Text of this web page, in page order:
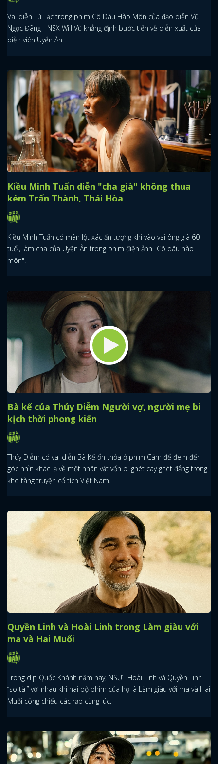
Vai diễn Tú Lạc trong phim Cô Dâu Hào Môn của đạo diễn Vũ
Ngọc Đãng - NSX Will Vũ khẳng định bước tiến về diễn xuất của
diễn viên Uyển Ân.
Kiều Minh Tuấn diễn "cha già" không thua
kém Trấn Thành, Thái Hòa
Kiều Minh Tuấn có màn lột xác ấn tượng khi vào vai ông già 60
tuổi, làm cha của Uyển Ân trong phim điện ảnh "Cô dâu hào
môn".
Bà kế của Thúy Diễm Người vợ, người mẹ bi
kịch thời phong kiến
Thúy Diễm có vai diễn Bà Kế ổn thỏa ở phim Cám để đem đến
góc nhìn khác lạ về một nhân vật vốn bị ghét cay ghét đắng trong
kho tàng truyện cổ tích Việt Nam.
Quyền Linh và Hoài Linh trong Làm giàu với
ma và Hai Muối
Trong dịp Quốc Khánh năm nay, NSƯT Hoài Linh và Quyền Linh
“so tài” với nhau khi hai bộ phim của họ là Làm giàu với ma và Hai
Muối công chiếu các rạp cùng lúc.